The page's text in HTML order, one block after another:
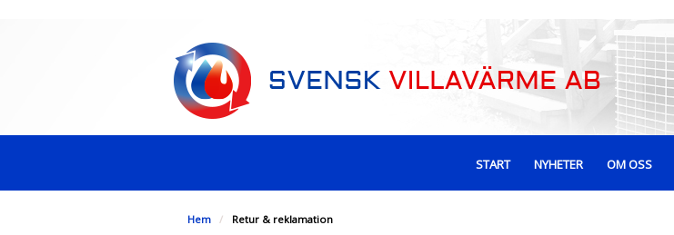
START NYHETER OM OSS
Hem / Retur & reklamation